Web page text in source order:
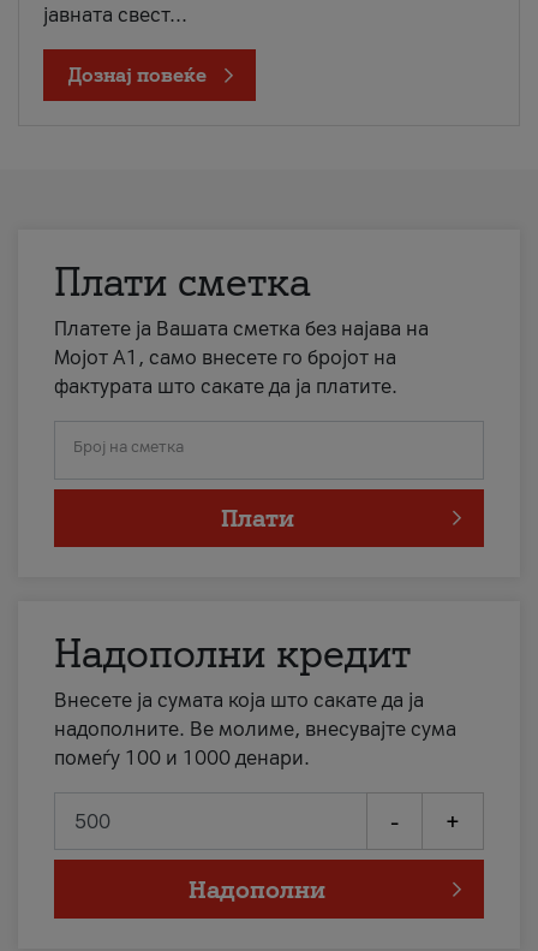
јавната свест...
Дознај повеќе
Плати сметка
Платете ја Вашата сметка без најава на
Мојот А1, само внесете го бројот на
фактурата што сакате да ја платите.
Број на сметка
Плати
Надополни кредит
Внесете ја сумата која што сакате да ја
надополните. Ве молиме, внесувајте сума
помеѓу 100 и 1000 денари.
- +
Надополни